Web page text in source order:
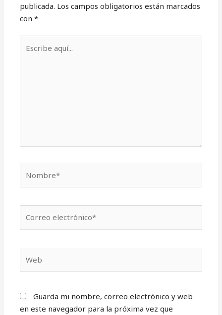
publicada. Los campos obligatorios están marcados
con*
aquí...
electrónico*
Guarda mi nombre, correo electrónico y web
en este navegador para la próxima vez que